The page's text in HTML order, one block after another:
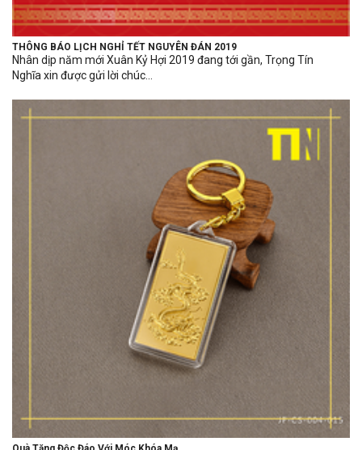
THÔNG BÁO LỊCH NGHỈ TẾT NGUYÊN ĐÁN 2019
Nhân dịp năm mới Xuân Kỷ Hợi 2019 đang tới gần, Trọng Tín
Nghĩa xin được gửi lời chúc...